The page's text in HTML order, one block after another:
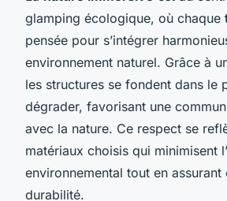
glamping écologique, où chaque
pensée pour s’intégrer
environnement naturel. Grâce à
les structures se fondent dans le
dégrader, favorisant une
avec la nature. Ce respect se
matériaux choisis qui minimisent
environnemental tout en
durabilité.